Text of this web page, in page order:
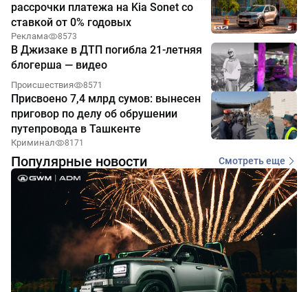
рассрочки платежа на Kia Sonet со
ставкой от 0% годовых
Реклама 8573
В Джизаке в ДТП погибла 21-летняя
блогерша — видео
Происшествия 8571
Присвоено 7,4 млрд сумов: вынесен
приговор по делу об обрушении
путепровода в Ташкенте
Криминал 8171
Популярные новости Смотреть еще